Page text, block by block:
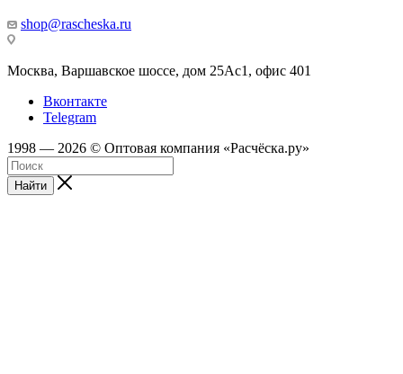
shop@rascheska.ru
Москва, Варшавское шоссе, дом 25Аc1, офис 401
Вконтакте
Telegram
1998 — 2026 © Оптовая компания «Расчёска.ру»
Найти